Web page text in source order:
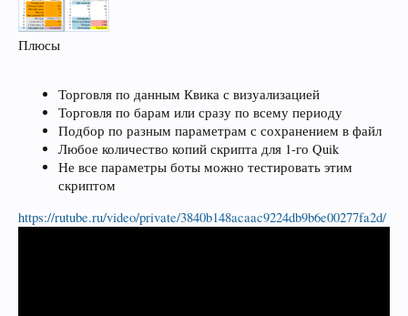
Плюсы
Торговля по данным Квика с визуализацией
Торговля по барам или сразу по всему периоду
Подбор по разным параметрам с сохранением в файл
Любое количество копий скрипта для 1-го Quik
Не все параметры боты можно тестировать этим
скриптом
https://rutube.ru/video/private/3840b148acaac9224db9b6e00277fa2d/